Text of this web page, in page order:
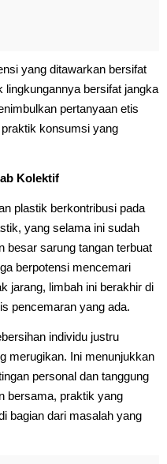
yang ditawarkan bersifat
lingkungannya bersifat jangka
pertanyaan etis
konsumsi yang
Kolektif
plastik berkontribusi pada
yang selama ini sudah
besar sarung tangan terbuat
berpotensi mencemari
jarang, limbah ini berakhir di
pencemaran yang ada.
individu justru
merugikan. Ini menunjukkan
personal dan tanggung
bersama, praktik yang
bagian dari masalah yang